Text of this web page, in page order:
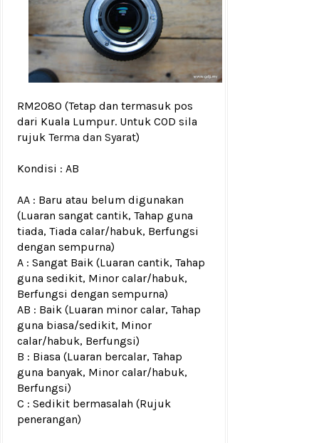
RM2080 (Tetap dan termasuk pos
dari Kuala Lumpur. Untuk COD sila
rujuk Terma dan Syarat)
Kondisi : AB
AA : Baru atau belum digunakan
(Luaran sangat cantik, Tahap guna
tiada, Tiada calar/habuk, Berfungsi
dengan sempurna)
A : Sangat Baik (Luaran cantik, Tahap
guna sedikit, Minor calar/habuk,
Berfungsi dengan sempurna)
AB : Baik (Luaran minor calar, Tahap
guna biasa/sedikit, Minor
calar/habuk, Berfungsi)
B : Biasa (Luaran bercalar, Tahap
guna banyak, Minor calar/habuk,
Berfungsi)
C : Sedikit bermasalah (Rujuk
penerangan)